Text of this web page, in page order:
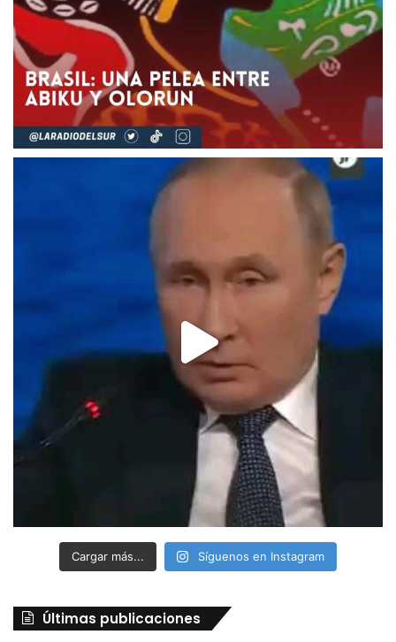
Cargar más... Síguenos en Instagram
Últimas publicaciones